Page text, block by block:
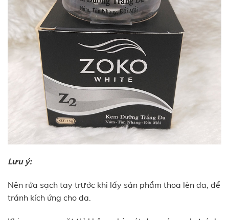
Lưu ý:
Nên rửa sạch tay trước khi lấy sản phẩm thoa lên da, để
tránh kích ứng cho da.